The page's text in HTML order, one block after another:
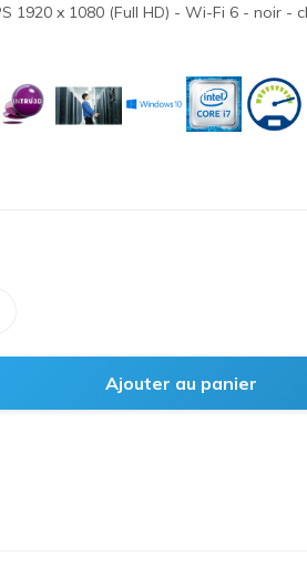
1920 x 1080 (Full HD) - Wi-Fi 6 - noir -